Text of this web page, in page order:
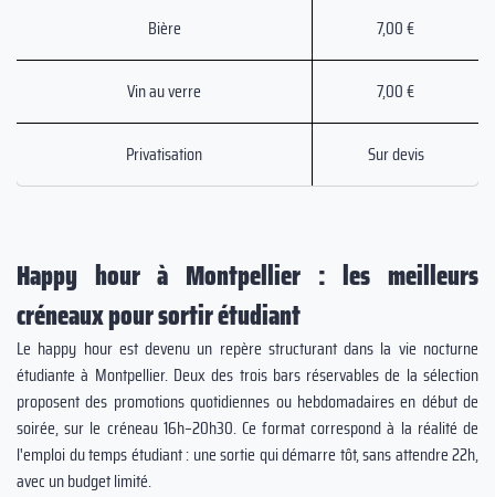
Bière 7,00 €
Vin au verre 7,00 €
Privatisation Sur devis
Happy hour à Montpellier : les meilleurs
créneaux pour sortir étudiant
Le happy hour est devenu un repère structurant dans la vie nocturne
étudiante à Montpellier. Deux des trois bars réservables de la sélection
proposent des promotions quotidiennes ou hebdomadaires en début de
soirée, sur le créneau 16h–20h30. Ce format correspond à la réalité de
l'emploi du temps étudiant : une sortie qui démarre tôt, sans attendre 22h,
avec un budget limité.